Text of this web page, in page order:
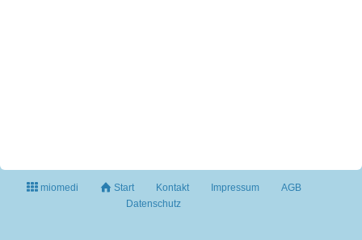
miomedi Start Kontakt Impressum
AGB
Datenschutz